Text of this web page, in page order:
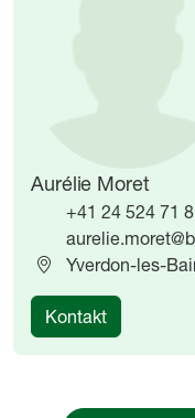
Aurélie Moret
+41 24 524 71
Yverdon-les-
Kontakt